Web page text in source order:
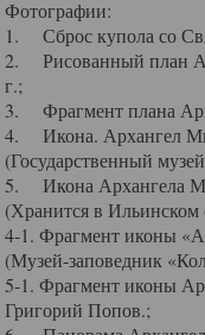
Фотографии:
1. Сброс купола со
2. Рисованный план
г.;
3. Фрагмент плана
4. Икона. Архангел
(Государственный
5. Икона Архангела
(Хранится в Ильинском
4-1. Фрагмент иконы
(Музей-заповедник
5-1. Фрагмент иконы
Григорий Попов.;